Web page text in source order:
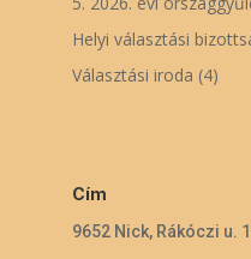
Helyi választási
Választási iroda (4)
Cím
9652 Nick, Rákóczi u.